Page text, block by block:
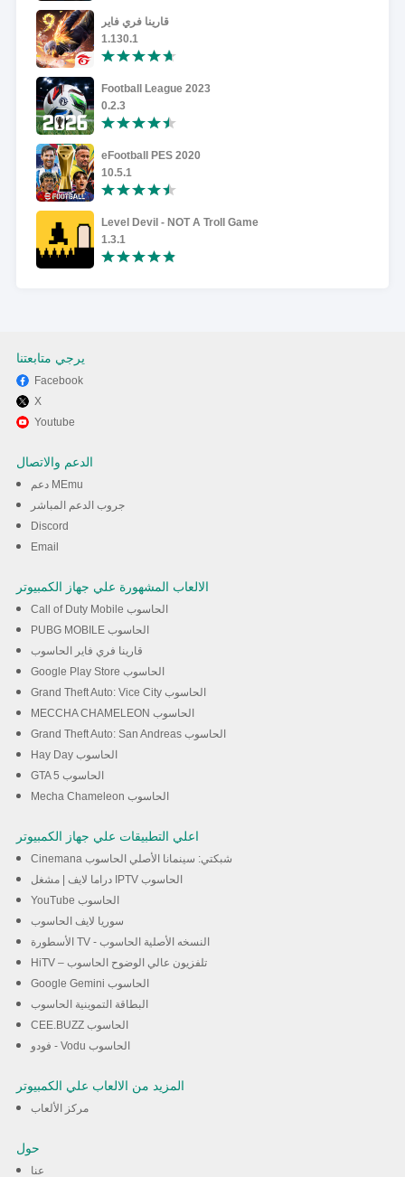
قارينا فري فاير
1.130.1
Football League 2023
0.2.3
eFootball PES 2020
10.5.1
Level Devil - NOT A Troll Game
1.3.1
يرجي متابعتنا
Facebook
X
Youtube
الدعم والاتصال
دعم MEmu
جروب الدعم المباشر
Discord
Email
الالعاب المشهورة علي جهاز الكمبيوتر
Call of Duty Mobile الحاسوب
PUBG MOBILE الحاسوب
قارينا فري فاير الحاسوب
Google Play Store الحاسوب
Grand Theft Auto: Vice City الحاسوب
MECCHA CHAMELEON الحاسوب
Grand Theft Auto: San Andreas الحاسوب
Hay Day الحاسوب
GTA 5 الحاسوب
Mecha Chameleon الحاسوب
اعلي التطبيقات علي جهاز الكمبيوتر
Cinemana شبكتي: سينمانا الأصلي الحاسوب
دراما لايف | مشغل IPTV الحاسوب
YouTube الحاسوب
سوريا لايف الحاسوب
الأسطورة TV - النسخه الأصلية الحاسوب
HiTV – تلفزيون عالي الوضوح الحاسوب
Google Gemini الحاسوب
البطاقة التموينية الحاسوب
CEE.BUZZ الحاسوب
فودو - Vodu الحاسوب
المزيد من الالعاب علي الكمبيوتر
مركز الألعاب
حول
عنا